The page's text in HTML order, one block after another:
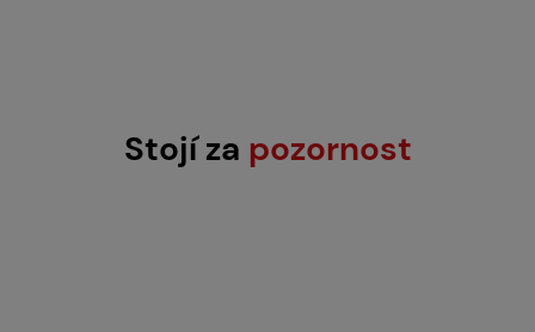
Stojí za pozornost